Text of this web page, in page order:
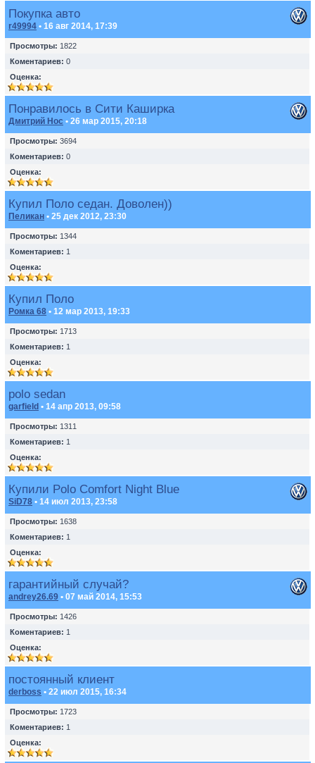
Покупка авто
r49994 • 16 авг 2014, 17:39
Просмотры: 1822
Коментариев: 0
Оценка:
Понравилось в Сити Каширка
Дмитрий Нос • 26 мар 2015, 20:18
Просмотры: 3694
Коментариев: 0
Оценка:
Купил Поло седан. Доволен))
Пеликан • 25 дек 2012, 23:30
Просмотры: 1344
Коментариев: 1
Оценка:
Купил Поло
Ромка 68 • 12 мар 2013, 19:33
Просмотры: 1713
Коментариев: 1
Оценка:
polo sedan
garfield • 14 апр 2013, 09:58
Просмотры: 1311
Коментариев: 1
Оценка:
Купили Polo Comfort Night Blue
SiD78 • 14 июл 2013, 23:58
Просмотры: 1638
Коментариев: 1
Оценка:
гарантийный случай?
andrey26.69 • 07 май 2014, 15:53
Просмотры: 1426
Коментариев: 1
Оценка:
постоянный клиент
derboss • 22 июл 2015, 16:34
Просмотры: 1723
Коментариев: 1
Оценка: